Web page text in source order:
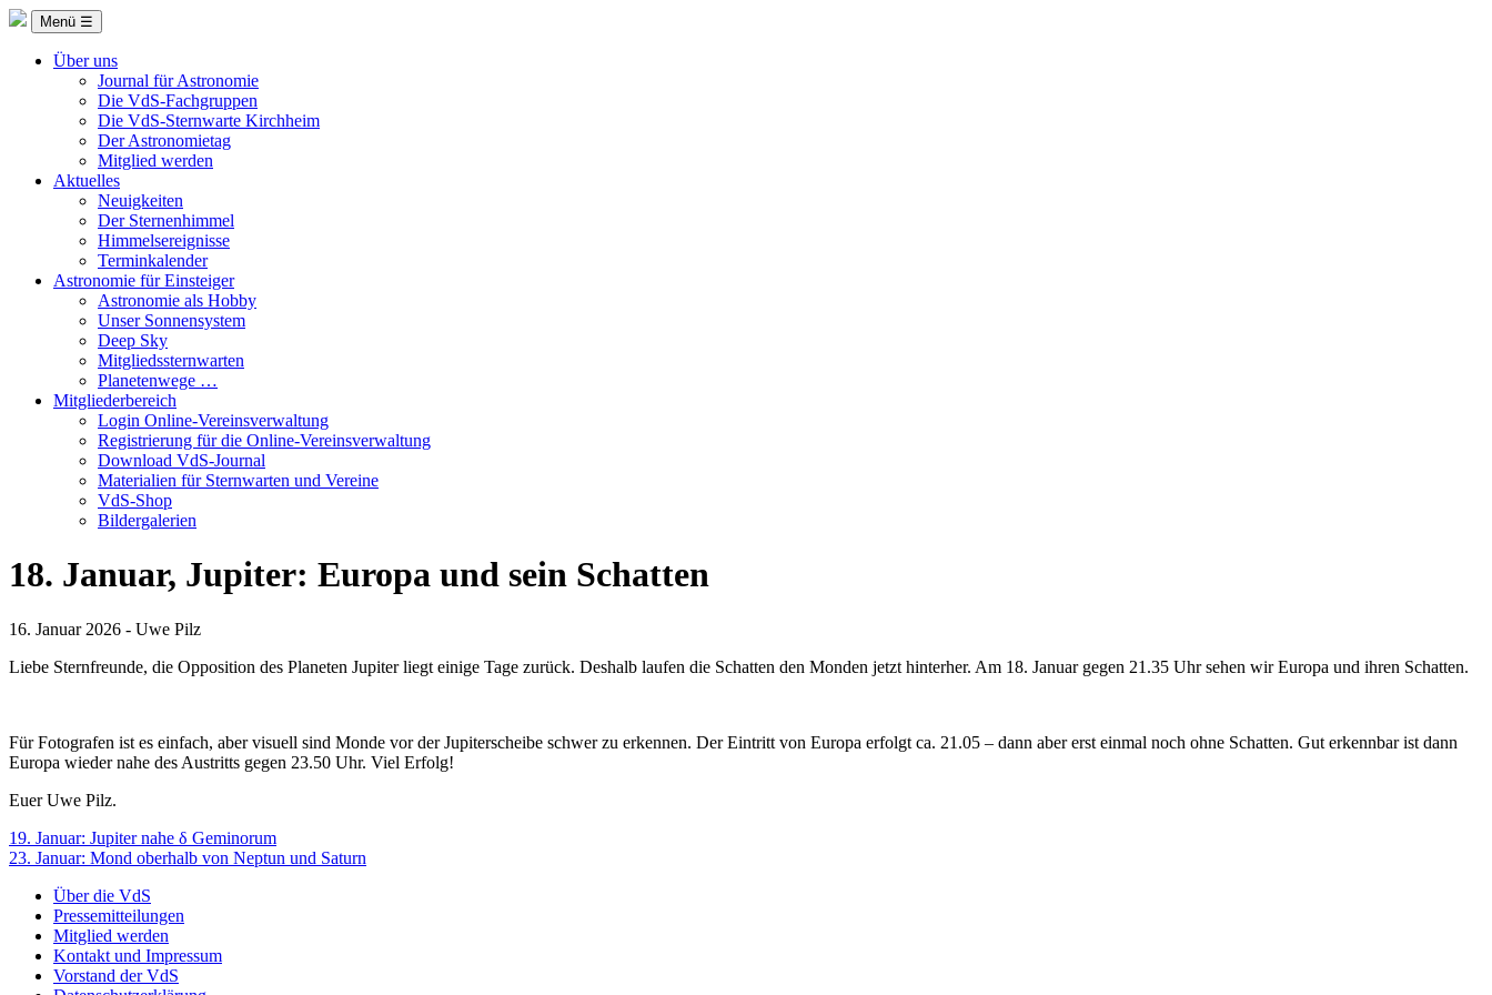
Menü ☰
Über uns
Journal für Astronomie
Die VdS-Fachgruppen
Die VdS-Sternwarte Kirchheim
Der Astronomietag
Mitglied werden
Aktuelles
Neuigkeiten
Der Sternenhimmel
Himmelsereignisse
Terminkalender
Astronomie für Einsteiger
Astronomie als Hobby
Unser Sonnensystem
Deep Sky
Mitgliedssternwarten
Planetenwege …
Mitgliederbereich
Login Online-Vereinsverwaltung
Registrierung für die Online-Vereinsverwaltung
Download VdS-Journal
Materialien für Sternwarten und Vereine
VdS-Shop
Bildergalerien
18. Januar, Jupiter: Europa und sein Schatten
16. Januar 2026 - Uwe Pilz
Liebe Sternfreunde, die Opposition des Planeten Jupiter liegt einige Tage zurück. Deshalb laufen die Schatten den Monden jetzt hinterher. Am 18. Januar gegen 21.35 Uhr sehen wir Europa und ihren Schatten.
Für Fotografen ist es einfach, aber visuell sind Monde vor der Jupiterscheibe schwer zu erkennen. Der Eintritt von Europa erfolgt ca. 21.05 – dann aber erst einmal noch ohne Schatten. Gut erkennbar ist dann
Europa wieder nahe des Austritts gegen 23.50 Uhr. Viel Erfolg!
Euer Uwe Pilz.
Beitragsnavigation
19. Januar: Jupiter nahe δ Geminorum
23. Januar: Mond oberhalb von Neptun und Saturn
Über die VdS
Pressemitteilungen
Mitglied werden
Kontakt und Impressum
Vorstand der VdS